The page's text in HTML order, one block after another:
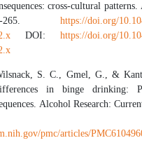
cross-cultural
265. https://doi.org/
DOI: https://doi.org/
S. C., Gmel, G., &
in binge drinking:
Alcohol Research:
57-
pmc/articles/